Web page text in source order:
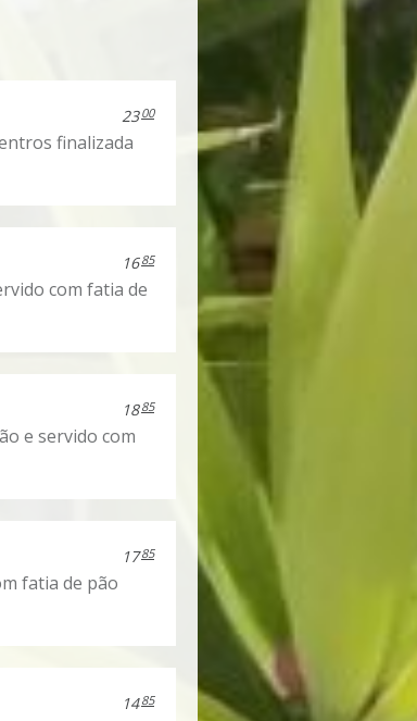
23 00
finalizada
16 85
com fatia de
18 85
e servido com
17 85
fatia de pão
14 85